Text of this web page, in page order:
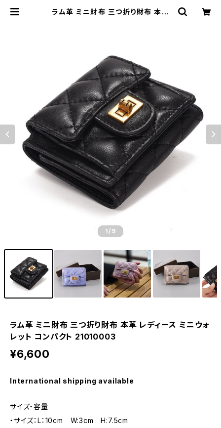
ラム革 ミニ財布 三つ折り財布 本革
1 /9
ラム革 ミニ財布 三つ折り財布 本革 レディース ミニウォ
レット コンパクト 21010003
¥6,600
International shipping available
サイズ・容量
・サイズ：L：10cm W:3cm H:7.5cm